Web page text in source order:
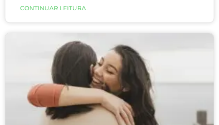
conversem de qualquer lugar a qualquer hora.
Contudo, a facilidade do uso do fone de ouvido e a
mobilidade que eles oferecem não podem ser
CONTINUAR LEITURA